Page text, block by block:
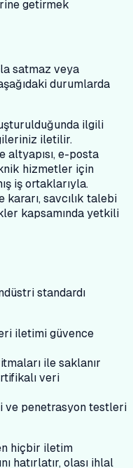
getirmek
satmaz veya
durumlarda
ilgili
iletilir.
altyapısı, e-posta
hizmetler için
iş ortaklarıyla.
kararı, savcılık talebi
kapsamında yetkili
standardı
iletimi güvence
ile saklanır
veri
ve penetrasyon testleri
hiçbir iletim
hatırlatır, olası ihlal